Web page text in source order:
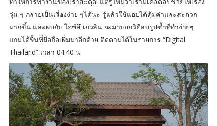
วุ่น ๆ กลายเป็นเรื่องง่าย ๆได้นะ รู้แล้วใช้แอปได้คุ้มค่าและสะดวก
มากขึ้น และพบกับ ไอซ์สึ เกวลิน จะมาบอกวิธีลบรูปซ้ำที่ทำง่ายๆ
แถมได้พื้นที่มือถือเพิ่มมาอีกด้วย ติดตามได้ในรายการ “Digital
Thailand” เวลา 04.40 น.